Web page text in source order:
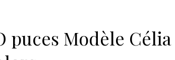
puces Modèle